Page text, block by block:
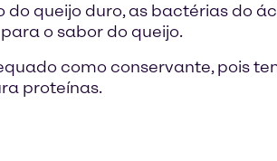
queijo duro, as bactérias do
o sabor do queijo.
como conservante, pois
proteínas.